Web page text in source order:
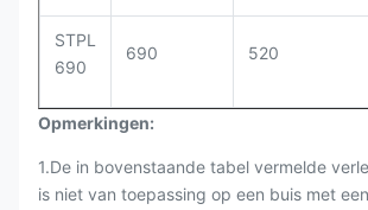
STPL
690
690 520
Opmerkingen:
1.De in bovenstaande tabel vermelde
is niet van toepassing op een buis met